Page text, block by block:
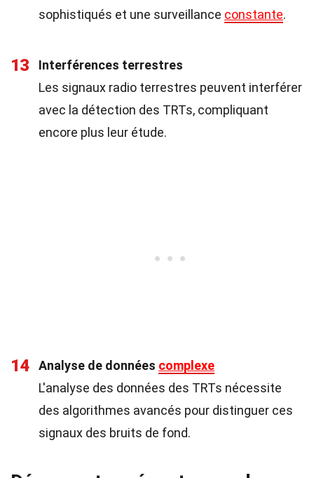
sophistiqués et une surveillance constante.
13
Interférences terrestres
Les signaux radio terrestres peuvent interférer
avec la détection des TRTs, compliquant
encore plus leur étude.
14 Analyse de données complexe
L'analyse des données des TRTs nécessite
des algorithmes avancés pour distinguer ces
signaux des bruits de fond.